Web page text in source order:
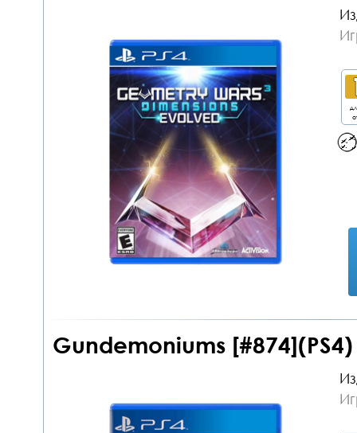
Gundemoniums [#874](PS4)